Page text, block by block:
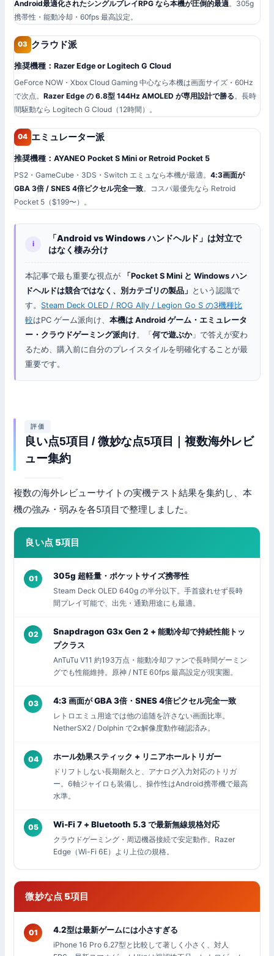
Android最適化されたシングルプレイRPG なら本機が圧倒的最適。305g
携帯性・能動冷却・60fps 最高設定。
03 クラウド派
推奨機種：Razer Edge or Logitech G Cloud
GeForce NOW・Xbox Cloud Gaming 中心なら本機は画面サイズ・60Hz
で次点。Razer Edge の 6.8型 144Hz AMOLED が専用設計で勝る 。長時
間駆動なら Logitech G Cloud（12時間）。
04 エミュレーター派
推奨機種：AYANEO Pocket S Mini or Retroid Pocket 5
PS2・GameCube・3DS・Switch エミュなら本機が最適。4:3画面が
GBA 3倍 / SNES 4倍ピクセル完全一致。コスパ最優先なら Retroid
Pocket 5（$199〜）。
i
「Android vs Windows ハンドヘルド」は対立で
はなく棲み分け
本記事で最も重要な視点が
「Pocket S Mini と Windows ハン
ドヘルドは競合ではなく、別カテゴリの製品」 という認識で
す。 Steam Deck OLED / ROG Ally / Legion Go S の3機種比
較はPC ゲーム派向け、本機は Android ゲーム・エミュレータ
ー・クラウドゲーミング派向け。「何で遊ぶか」で答えが変わ
るため、購入前に自分のプレイスタイルを明確化することが最
重要です。
評価
良い点5項目 / 微妙な点5項目｜複数海外レビ
ュー集約
複数の海外レビューサイトの実機テスト結果を集約し、本
機の強み・弱みを各5項目で整理しました。
良い点 5項目
01 305g 超軽量・ポケットサイズ携帯性
Steam Deck OLED 640g の半分以下。手首疲れせず長時
間プレイ可能で、出先・通勤用途にも最適。
02
Snapdragon G3x Gen 2 + 能動冷却で持続性能トッ
プクラス
AnTuTu V11 約193万点・能動冷却ファンで長時間ゲーミン
グでも性能維持。原神 / NTE 60fps 最高設定が現実圏。
03 4:3 画面が GBA 3倍・SNES 4倍ピクセル完全一致
レトロエミュ用途では他の追随を許さない画面比率。
NetherSX2 / Dolphin で2x解像度動作確認済み。
04 ホール効果スティック + リニアホールトリガー
ドリフトしない長期耐久と、アナログ入力対応のトリガ
ー。6軸ジャイロも装備し、操作性はAndroid携帯機で最高
水準。
05 Wi-Fi 7 + Bluetooth 5.3 で最新無線規格対応
クラウドゲーミング・周辺機器接続で安定動作。Razer
Edge（Wi-Fi 6E）より上位の規格。
微妙な点 5項目
01 4.2型は最新ゲームには小さすぎる
iPhone 16 Pro 6.27型と比較して著しく小さく、対人